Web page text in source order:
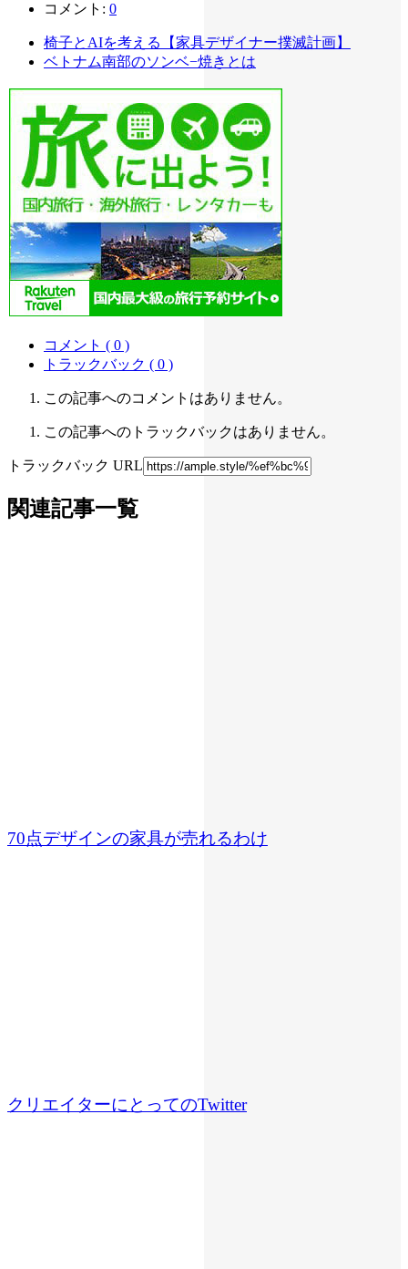
コメント: 0
椅子とAIを考える【家具デザイナー撲滅計画】
ベトナム南部のソンベ−焼きとは
コメント ( 0 )
トラックバック ( 0 )
この記事へのコメントはありません。
この記事へのトラックバックはありません。
トラックバック URL
関連記事一覧
70点デザインの家具が売れるわけ
クリエイターにとってのTwitter